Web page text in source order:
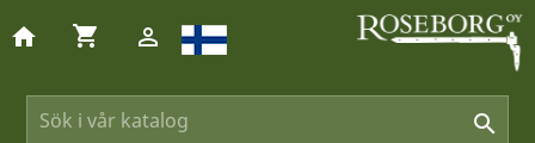

home shopping_cart 